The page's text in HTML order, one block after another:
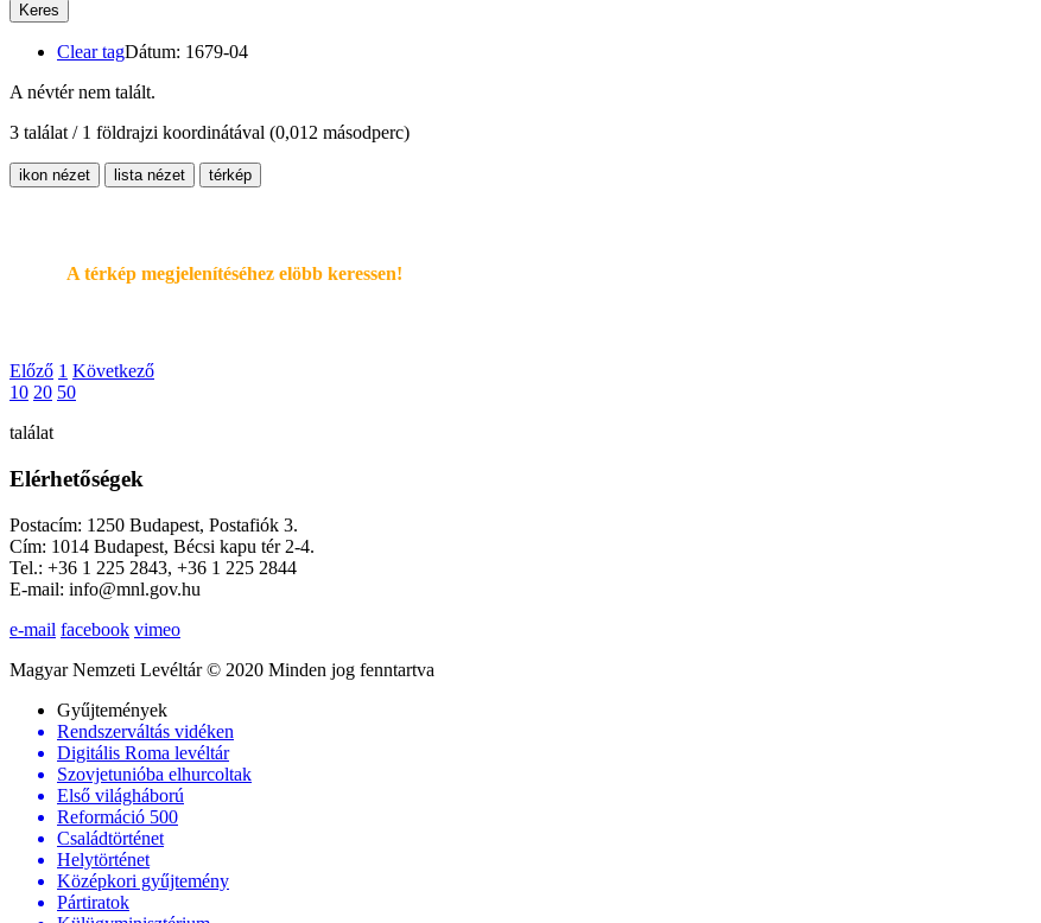
Keres
Clear tagDátum: 1679-04
A névtér nem talált.
3 találat / 1 földrajzi koordinátával (0,012 másodperc)
ikon nézet lista nézet térkép
A térkép megjelenítéséhez elöbb keressen!
Előző 1 Következő
10 20 50
találat
Elérhetőségek
Postacím: 1250 Budapest, Postafiók 3.
Cím: 1014 Budapest, Bécsi kapu tér 2-4.
Tel.: +36 1 225 2843, +36 1 225 2844
E-mail: info@mnl.gov.hu
e-mail facebook vimeo
Magyar Nemzeti Levéltár © 2020 Minden jog fenntartva
Gyűjtemények
Rendszerváltás vidéken
Digitális Roma levéltár
Szovjetunióba elhurcoltak
Első világháború
Reformáció 500
Családtörténet
Helytörténet
Középkori gyűjtemény
Pártiratok